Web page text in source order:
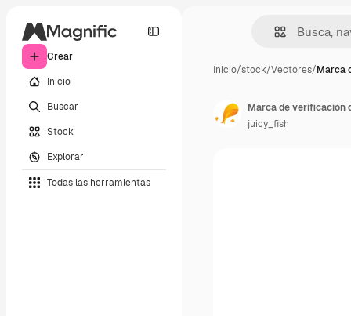
Crear
Inicio
Buscar
Stock
Explorar
Todas las herramientas
Inicio/stock/Vectores/Marca
Marca de verificación
juicy_fish